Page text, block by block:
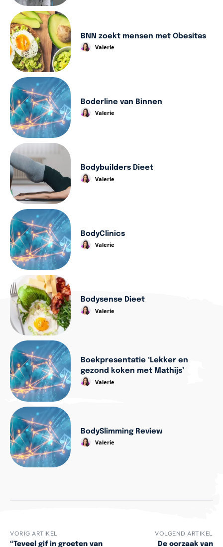
BNN zoekt mensen met Obesitas
Valerie
Boderline van Binnen
Valerie
Bodybuilders Dieet
Valerie
BodyClinics
Valerie
Bodysense Dieet
Valerie
Boekpresentatie ‘Lekker en
gezond koken met Mathijs’
Valerie
BodySlimming Review
Valerie
VORIG ARTIKEL
“Teveel gif in groeten van
VOLGEND ARTIKEL
De oorzaak van